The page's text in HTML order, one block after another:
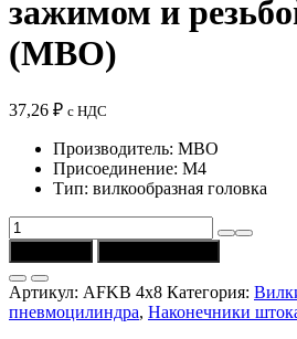
зажимом и
(MBO)
37,26 ₽ с НДС
Производитель: MBO
Присоединение: М4
Тип: вилкообразная головка
Количество
товара
Наконечник
вильчатый
AFKB
4x8
Артикул: AFKB 4x8 Категория:
пневмоцилиндра, Наконечники